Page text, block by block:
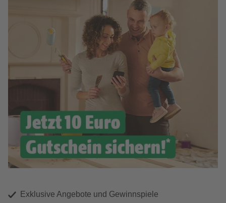
Exklusive Angebote und Gewinnspiele